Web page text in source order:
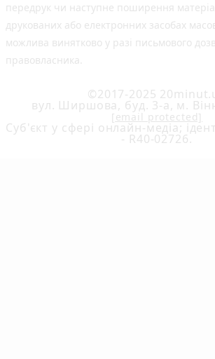
передрук чи наступне поширення
друкованих або електронних засобах
можлива винятково у разі письмового
правовласника.
©2017-2025
вул. Ширшова, буд. 3-а, м.
[email protected]
Cуб'єкт у сфері онлайн-медіа;
- R40-02726.